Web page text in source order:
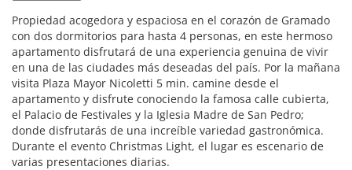
Propiedad acogedora y espaciosa en el corazón de Gramado
con dos dormitorios para hasta 4 personas, en este hermoso
apartamento disfrutará de una experiencia genuina de vivir
en una de las ciudades más deseadas del país. Por la mañana
visita Plaza Mayor Nicoletti 5 min. camine desde el
apartamento y disfrute conociendo la famosa calle cubierta,
el Palacio de Festivales y la Iglesia Madre de San Pedro;
donde disfrutarás de una increíble variedad gastronómica.
Durante el evento Christmas Light, el lugar es escenario de
varias presentaciones diarias.